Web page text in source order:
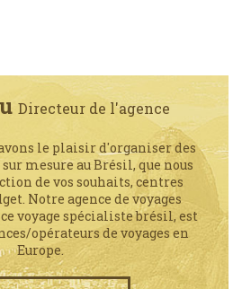
Directeur de l'agence
le plaisir d'organiser des
mesure au Brésil, que nous
de vos souhaits, centres
Notre agence de voyages
voyage spécialiste brésil, est
opérateurs de voyages en
Europe.